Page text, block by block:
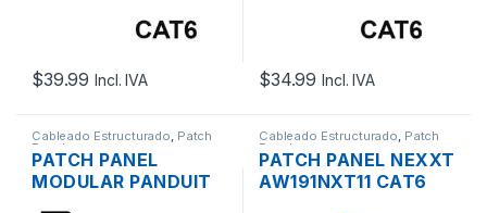
$39.99 Incl. IVA $34.99 Incl. IVA
Cableado Estructurado, Patch
Panel
PATCH PANEL
MODULAR PANDUIT
Cableado Estructurado, Patch
Panel
PATCH PANEL NEXXT
AW191NXT11 CAT6